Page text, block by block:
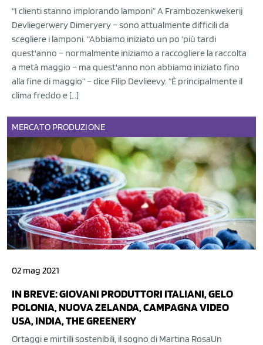
“I clienti stanno implorando lamponi” A Frambozenkwekerij
Devliegerwery Dimeryery – sono attualmente difficili da
scegliere i lamponi. “Abbiamo iniziato un po ‘più tardi
quest'anno – normalmente iniziamo a raccogliere la raccolta
a metà maggio – ma quest'anno non abbiamo iniziato fino
alla fine di maggio” – dice Filip Devlieevy. “È principalmente il
clima freddo e […]
MERCATO PRODUZIONE
02 mag 2021
IN BREVE: GIOVANI PRODUTTORI ITALIANI, GELO
POLONIA, NUOVA ZELANDA, CAMPAGNA VIDEO
USA, INDIA, THE GREENERY
Ortaggi e mirtilli sostenibili, il sogno di Martina RosaUn